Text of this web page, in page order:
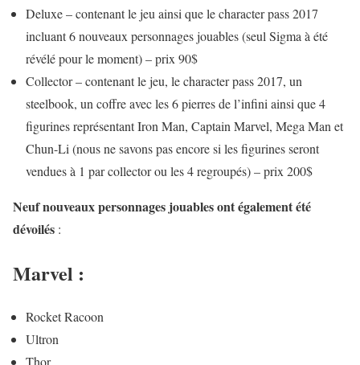
Deluxe – contenant le jeu ainsi que le character pass 2017
incluant 6 nouveaux personnages jouables (seul Sigma à été
révélé pour le moment) – prix 90$
Collector – contenant le jeu, le character pass 2017, un
steelbook, un coffre avec les 6 pierres de l’infini ainsi que 4
figurines représentant Iron Man, Captain Marvel, Mega Man et
Chun-Li (nous ne savons pas encore si les figurines seront
vendues à 1 par collector ou les 4 regroupés) – prix 200$
Neuf nouveaux personnages jouables ont également été
dévoilés :
Marvel :
Rocket Racoon
Ultron